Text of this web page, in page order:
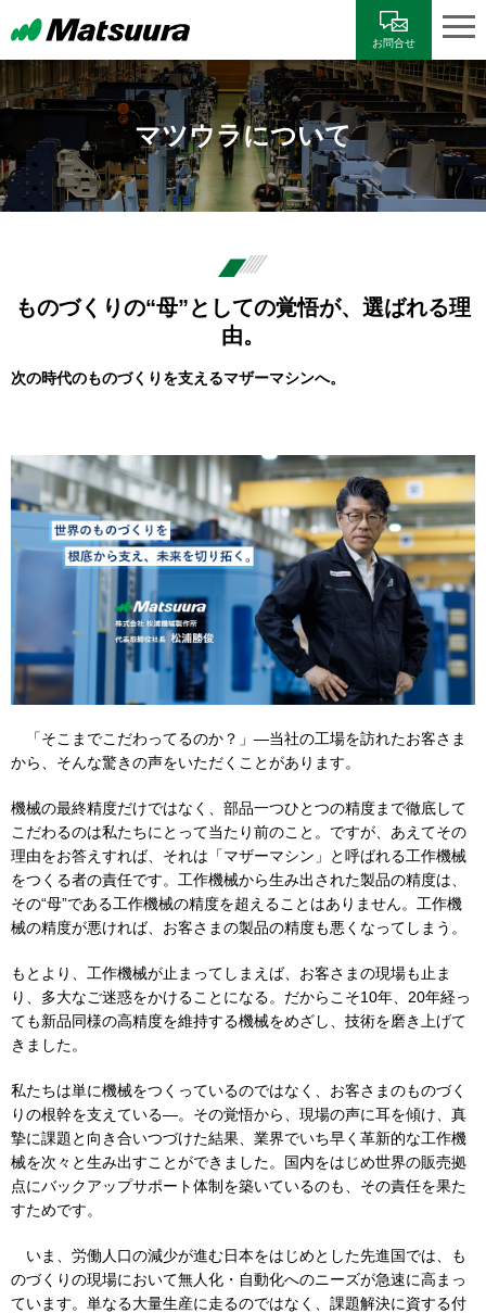
お問合せ
マツウラについて
ものづくりの“母”としての覚悟が、選ばれる理
由。
次の時代のものづくりを支えるマザーマシンへ。
「そこまでこだわってるのか？」―当社の工場を訪れたお客さま
から、そんな驚きの声をいただくことがあります。
機械の最終精度だけではなく、部品一つひとつの精度まで徹底して
こだわるのは私たちにとって当たり前のこと。ですが、あえてその
理由をお答えすれば、それは「マザーマシン」と呼ばれる工作機械
をつくる者の責任です。工作機械から生み出された製品の精度は、
その“母”である工作機械の精度を超えることはありません。工作機
械の精度が悪ければ、お客さまの製品の精度も悪くなってしまう。
もとより、工作機械が止まってしまえば、お客さまの現場も止ま
り、多大なご迷惑をかけることになる。だからこそ10年、20年経っ
ても新品同様の高精度を維持する機械をめざし、技術を磨き上げて
きました。
私たちは単に機械をつくっているのではなく、お客さまのものづく
りの根幹を支えている―。その覚悟から、現場の声に耳を傾け、真
摯に課題と向き合いつづけた結果、業界でいち早く革新的な工作機
械を次々と生み出すことができました。国内をはじめ世界の販売拠
点にバックアップサポート体制を築いているのも、その責任を果た
すためです。
いま、労働人口の減少が進む日本をはじめとした先進国では、も
のづくりの現場において無人化・自動化へのニーズが急速に高まっ
ています。単なる大量生産に走るのではなく、課題解決に資する付